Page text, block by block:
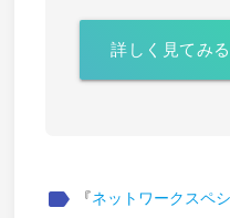
詳しく見てみる
label 『ネットワークスペ